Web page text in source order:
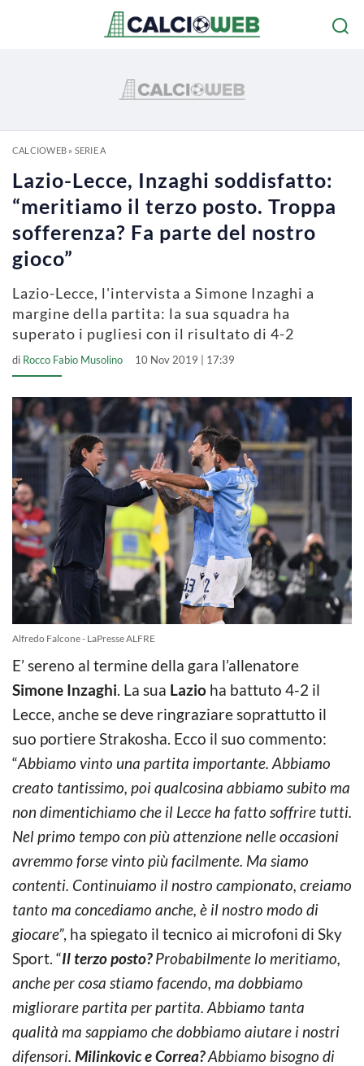
CALCIOWEB» SERIE A
Lazio-Lecce, Inzaghi soddisfatto:
“meritiamo il terzo posto. Troppa
sofferenza? Fa parte del nostro
gioco”
Lazio-Lecce, l'intervista a Simone Inzaghi a
margine della partita: la sua squadra ha
superato i pugliesi con il risultato di 4-2
di Rocco Fabio Musolino 10 Nov 2019 | 17:39
Alfredo Falcone - LaPresse ALFRE
E’ sereno al termine della gara l’allenatore
Simone Inzaghi. La sua Lazio ha battuto 4-2 il
Lecce, anche se deve ringraziare soprattutto il
suo portiere Strakosha. Ecco il suo commento:
“Abbiamo vinto una partita importante. Abbiamo
creato tantissimo, poi qualcosina abbiamo subito ma
non dimentichiamo che il Lecce ha fatto soffrire tutti.
Nel primo tempo con più attenzione nelle occasioni
avremmo forse vinto più facilmente. Ma siamo
contenti. Continuiamo il nostro campionato, creiamo
tanto ma concediamo anche, è il nostro modo di
giocare”, ha spiegato il tecnico ai microfoni di Sky
Sport. “Il terzo posto?Probabilmente lo meritiamo,
anche per cosa stiamo facendo, ma dobbiamo
migliorare partita per partita. Abbiamo tanta
qualità ma sappiamo che dobbiamo aiutare i nostri
difensori. Milinkovic e Correa?Abbiamo bisogno di